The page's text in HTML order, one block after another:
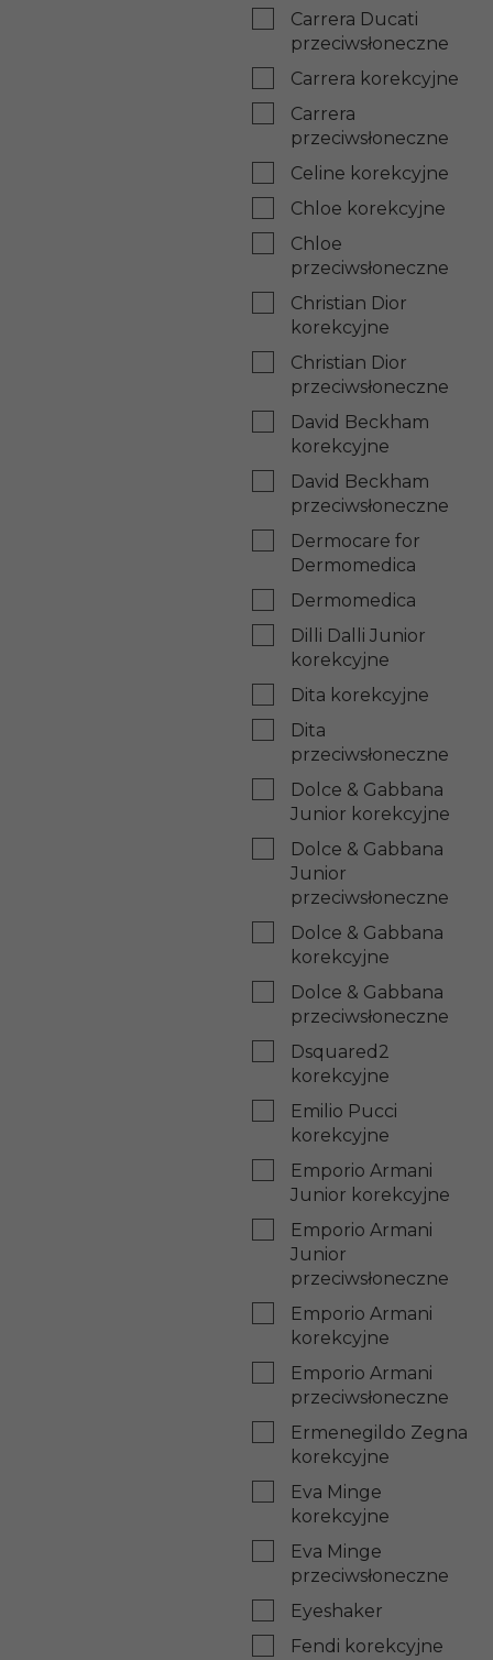
Carrera Ducati
przeciwsłoneczne
Carrera korekcyjne
Carrera
przeciwsłoneczne
Celine korekcyjne
Chloe korekcyjne
Chloe
przeciwsłoneczne
Christian Dior
korekcyjne
Christian Dior
przeciwsłoneczne
David Beckham
korekcyjne
David Beckham
przeciwsłoneczne
Dermocare for
Dermomedica
Dermomedica
Dilli Dalli Junior
korekcyjne
Dita korekcyjne
Dita
przeciwsłoneczne
Dolce & Gabbana
Junior korekcyjne
Dolce & Gabbana
Junior
przeciwsłoneczne
Dolce & Gabbana
korekcyjne
Dolce & Gabbana
przeciwsłoneczne
Dsquared2
korekcyjne
Emilio Pucci
korekcyjne
Emporio Armani
Junior korekcyjne
Emporio Armani
Junior
przeciwsłoneczne
Emporio Armani
korekcyjne
Emporio Armani
przeciwsłoneczne
Ermenegildo Zegna
korekcyjne
Eva Minge
korekcyjne
Eva Minge
przeciwsłoneczne
Eyeshaker
Fendi korekcyjne